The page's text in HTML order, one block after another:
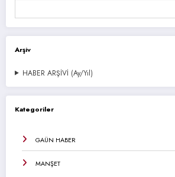
Arşiv
HABER ARŞİVİ (Ay/Yıl)
Kategoriler
GAÜN HABER
MANŞET